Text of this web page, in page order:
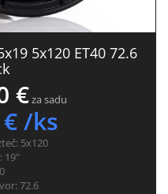
5x120 ET40 72.6
€za sadu
/ks
5x120
19"
72.6